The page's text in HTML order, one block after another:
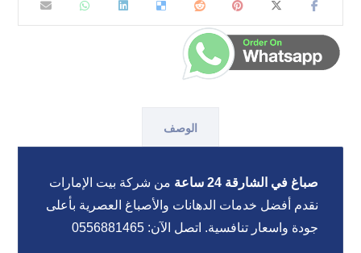
الوصف
صباغ في الشارقة 24 ساعة
من شركة بيت الإمارات
نقدم أفضل خدمات الدهانات والأصباغ العصرية بأعلى
جودة واسعار تنافسية. اتصل الآن: 0556881465